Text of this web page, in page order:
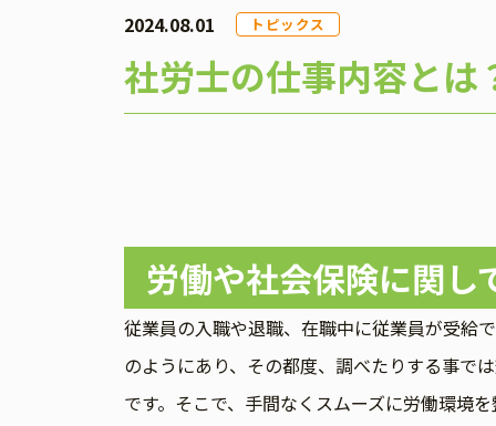
社労士の仕事内容とは
2024.08.01 トピックス
労働や社会保険に関し
従業員の入職や退職、在職中に従業員が受給
のようにあり、その都度、調べたりする事で
です。そこで、手間なくスムーズに労働環境